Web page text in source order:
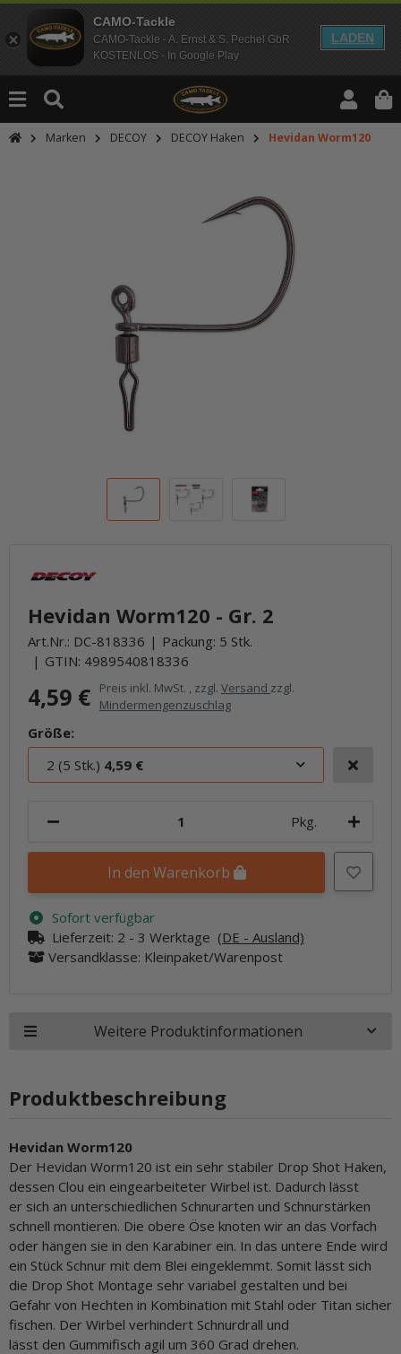
CAMO-Tackle
CAMO-Tackle - A. Ernst & S. Pechel GbR
KOSTENLOS - In Google Play
LADEN
Marken DECOY DECOY Haken Hevidan Worm120
Hevidan Worm120 - Gr. 2
Art.Nr.: DC-818336
Packung: 5 Stk.
GTIN: 4989540818336
4,59 € Preis inkl. MwSt. , zzgl. Versand zzgl.
Mindermengenzuschlag
Größe:
2 (5 Stk.) 4,59 €
Pkg.
In den Warenkorb
Sofort verfügbar
Lieferzeit: 2 - 3 Werktage (DE - Ausland)
Versandklasse: Kleinpaket/Warenpost
Weitere Produktinformationen
Produktbeschreibung
Hevidan Worm120
Der Hevidan Worm120 ist ein sehr stabiler Drop Shot Haken,
dessen Clou ein eingearbeiteter Wirbel ist. Dadurch lässt
er sich an unterschiedlichen Schnurarten und Schnurstärken
schnell montieren. Die obere Öse knoten wir an das Vorfach
oder hängen sie in den Karabiner ein. In das untere Ende wird
ein Stück Schnur mit dem Blei eingeklemmt. Somit lässt sich
die Drop Shot Montage sehr variabel gestalten und bei
Gefahr von Hechten in Kombination mit Stahl oder Titan sicher
fischen. Der Wirbel verhindert Schnurdrall und
lässt den Gummifisch agil um 360 Grad drehen.